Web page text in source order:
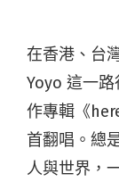
在香港、台
Yoyo 這一
作專輯《
首翻唱。總
人與世界，